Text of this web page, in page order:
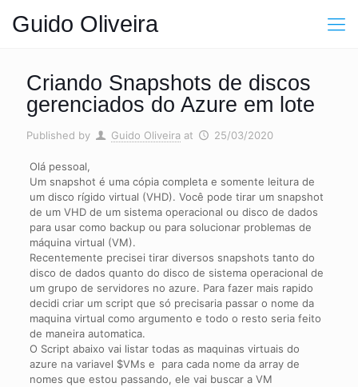
Guido Oliveira
Criando Snapshots de discos
gerenciados do Azure em lote
Published by Guido Oliveira at 25/03/2020
Olá pessoal,
Um snapshot é uma cópia completa e somente leitura de
um disco rígido virtual (VHD). Você pode tirar um snapshot
de um VHD de um sistema operacional ou disco de dados
para usar como backup ou para solucionar problemas de
máquina virtual (VM).
Recentemente precisei tirar diversos snapshots tanto do
disco de dados quanto do disco de sistema operacional de
um grupo de servidores no azure. Para fazer mais rapido
decidi criar um script que só precisaria passar o nome da
maquina virtual como argumento e todo o resto seria feito
de maneira automatica.
O Script abaixo vai listar todas as maquinas virtuais do
azure na variavel $VMs e para cada nome da array de
nomes que estou passando, ele vai buscar a VM